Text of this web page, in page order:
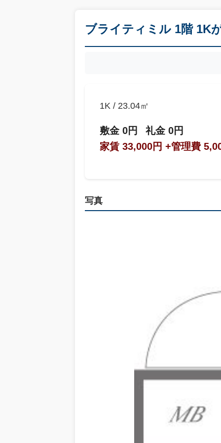
ブライティミル 1階 1K
1K / 23.04㎡
敷金 0円
礼金 0円
家賃 33,000円 +管理費
写真